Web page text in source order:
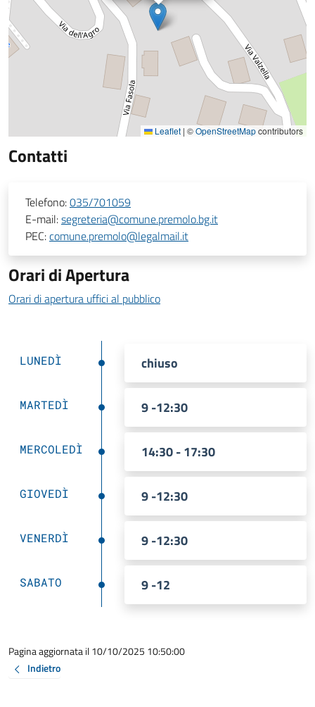
Leaflet | ©OpenStreetMapcontributors
Contatti
Telefono:035/701059
E-mail:segreteria@comune.premolo.bg.it
PEC:comune.premolo@legalmail.it
Orari di Apertura
Orari di apertura uffici al pubblico
LUNEDÌ chiuso
MARTEDÌ 9 -12:30
MERCOLEDÌ 14:30 - 17:30
GIOVEDÌ 9 -12:30
VENERDÌ 9 -12:30
SABATO 9 -12
Pagina aggiornata il 10/10/2025 10:50:00
Indietro